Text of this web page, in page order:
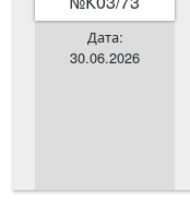
Дата:
30.06.2026